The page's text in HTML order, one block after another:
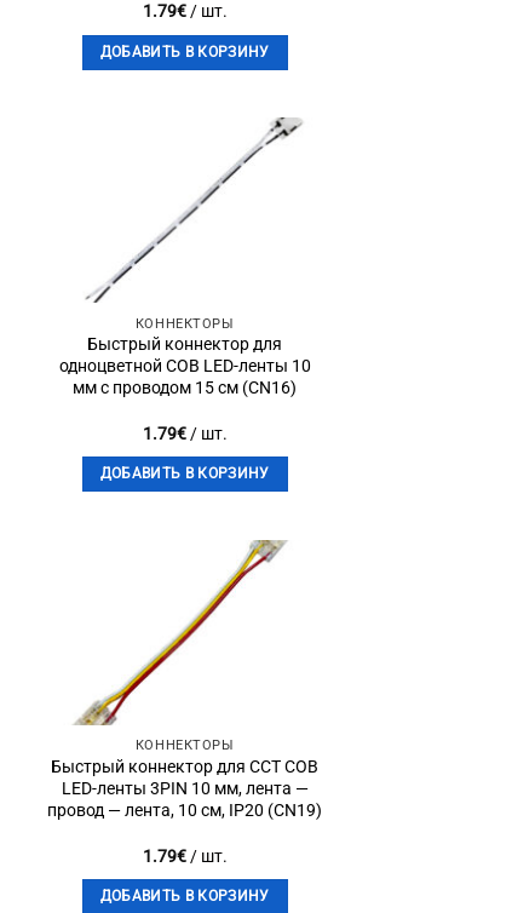
1.79€/ шт.
ДОБАВИТЬ В КОРЗИНУ
КОННЕКТОРЫ
Быстрый коннектор для
одноцветной COB LED-ленты 10
мм с проводом 15 см (CN16)
1.79€/ шт.
ДОБАВИТЬ В КОРЗИНУ
КОННЕКТОРЫ
Быстрый коннектор для CCT COB
LED-ленты 3PIN 10 мм, лента —
провод — лента, 10 см, IP20 (CN19)
1.79€/ шт.
ДОБАВИТЬ В КОРЗИНУ